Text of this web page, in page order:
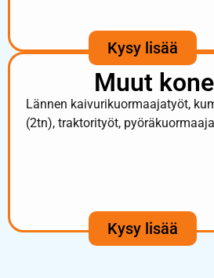
Kysy lisää
Muut
Lännen kaivurikuormaajatyöt,
(2tn), traktorityöt,
Kysy lisää